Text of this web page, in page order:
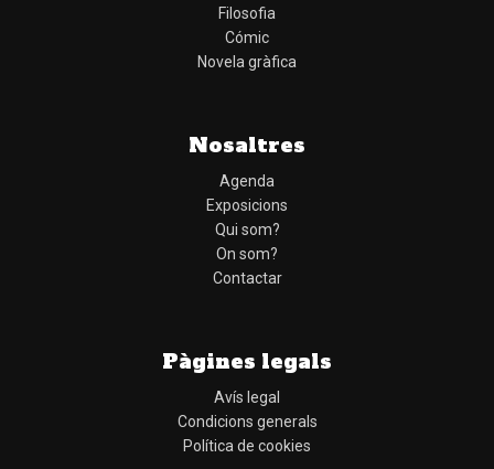
Filosofia
Cómic
Novela gràfica
Nosaltres
Agenda
Exposicions
Qui som?
On som?
Contactar
Pàgines legals
Avís legal
Condicions generals
Política de cookies